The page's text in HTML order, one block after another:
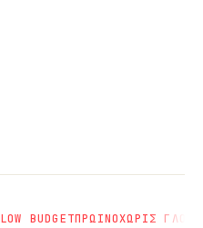
LOW BUDGETΠΡΩΙΝΟΧΩΡΙΣ